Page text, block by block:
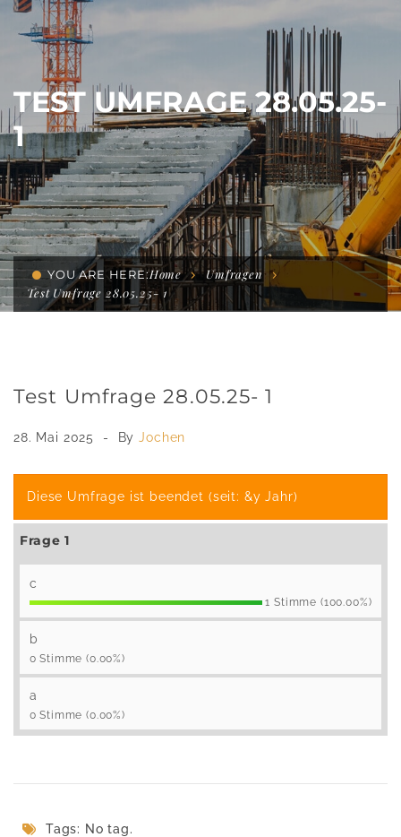
TEST UMFRAGE 28.05.25-
1
YOU ARE HERE:Home
Umfragen
Test Umfrage 28.05.25- 1
Test Umfrage 28.05.25- 1
28. Mai 2025 By Jochen
Diese Umfrage ist beendet (seit: &y Jahr)
Frage 1
c
1 Stimme (100.00%)
b
0 Stimme (0.00%)
a
0 Stimme (0.00%)
Tags: No tag.